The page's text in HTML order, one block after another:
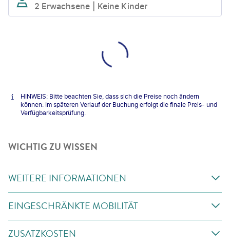
2 Erwachsene Keine Kinder
HINWEIS: Bitte beachten Sie, dass sich die Preise noch ändern
können. Im späteren Verlauf der Buchung erfolgt die finale Preis- und
Verfügbarkeitsprüfung.
WICHTIG ZU WISSEN
WEITERE INFORMATIONEN
EINGESCHRÄNKTE MOBILITÄT
ZUSATZKOSTEN